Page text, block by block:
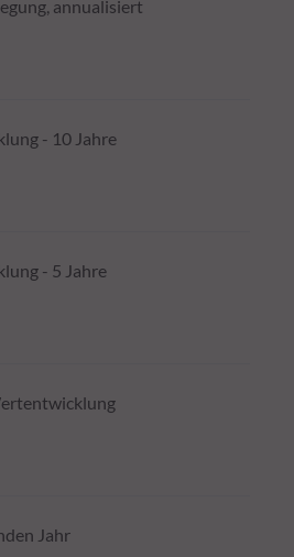
annualisiert
- 10 Jahre
- 5 Jahre
Jahr